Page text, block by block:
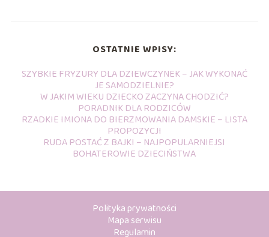
OSTATNIE WPISY:
SZYBKIE FRYZURY DLA DZIEWCZYNEK – JAK WYKONAĆ
JE SAMODZIELNIE?
W JAKIM WIEKU DZIECKO ZACZYNA CHODZIĆ?
PORADNIK DLA RODZICÓW
RZADKIE IMIONA DO BIERZMOWANIA DAMSKIE – LISTA
PROPOZYCJI
RUDA POSTAĆ Z BAJKI – NAJPOPULARNIEJSI
BOHATEROWIE DZIECIŃSTWA
Polityka prywatności
Mapa serwisu
Regulamin